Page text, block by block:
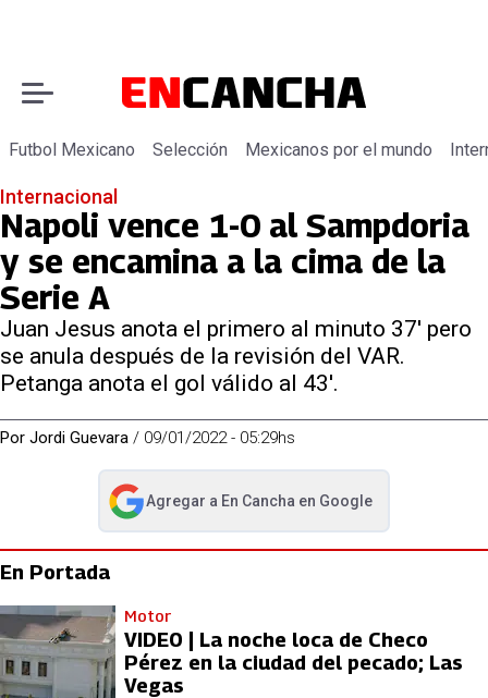
Futbol Mexicano Selección Mexicanos por el mundo
Internacional
Napoli vence 1-0 al Sampdoria
y se encamina a la cima de la
Serie A
Juan Jesus anota el primero al minuto 37' pero
se anula después de la revisión del VAR.
Petanga anota el gol válido al 43'.
Por Jordi Guevara / 09/01/2022 - 05:29hs
Agregar a En Cancha en Google
abre en nueva pestaña
En Portada
Motor
VIDEO | La noche loca de Checo
Pérez en la ciudad del pecado; Las
Vegas